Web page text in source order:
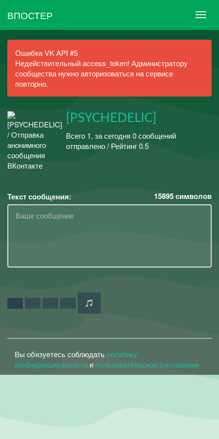
ВПОСТЕР
Ошибка VK API #5
Недействительный access_token! Администратору
сообщества нужно авторизоваться на сервисе
повторно.
[PSYCHEDELIC]
Всего 1, за сегодня 0 сообщений
отправлено / Рейтинг 0.5
Текст сообщения: 15895символов
Вы обязуетесь соблюдать политику
конфиденциальности и пользовательское соглашение